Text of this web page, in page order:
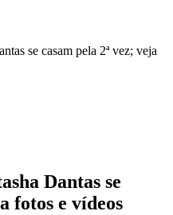
se casam pela 2ª vez; veja
Dantas se
fotos e vídeos